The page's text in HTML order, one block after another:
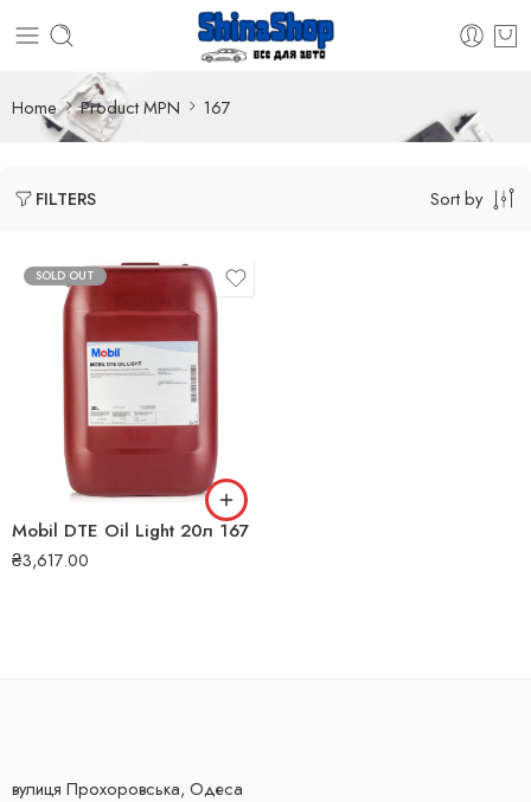
Home Product MPN 167
FILTERS Sort by
SOLD OUT
Mobil DTE Oil Light 20л 167
₴3,617.00
вулиця Прохоровська, Одеса